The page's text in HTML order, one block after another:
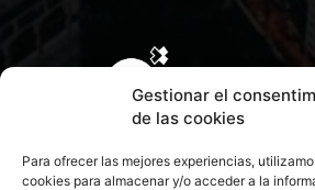
Gestionar el
de las cookies
Para ofrecer las mejores experiencias,
cookies para almacenar y/o acceder a la